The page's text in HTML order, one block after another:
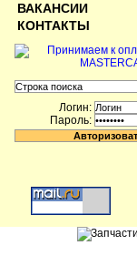
ВАКАНСИИ
КОНТАКТЫ
Логин:
Пароль: